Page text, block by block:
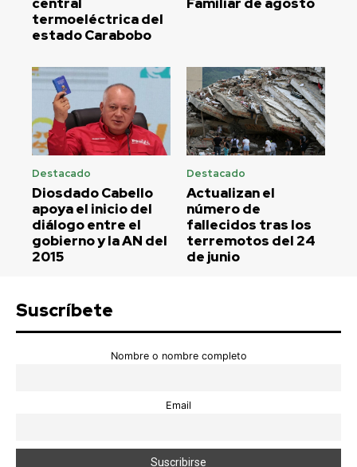
termoeléctrica del
estado Carabobo
Destacado
Diosdado Cabello
apoya el inicio del
diálogo entre el
gobierno y la AN del
2015
Destacado
Actualizan el
número de
fallecidos tras los
terremotos del 24
de junio
Suscríbete
Nombre o nombre completo
Email